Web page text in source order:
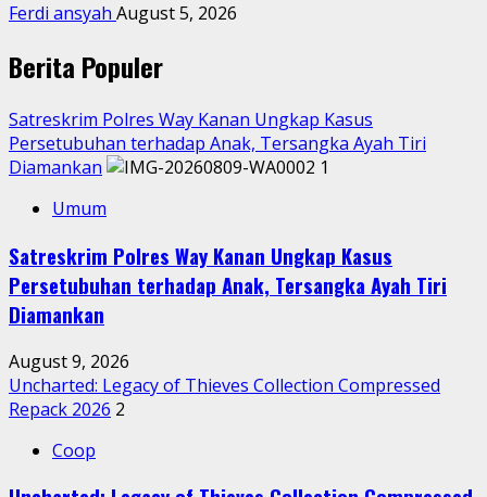
Ferdi ansyah August 5, 2026
Berita Populer
Satreskrim Polres Way Kanan Ungkap Kasus
Persetubuhan terhadap Anak, Tersangka Ayah Tiri
Diamankan
1
Umum
Satreskrim Polres Way Kanan Ungkap Kasus
Persetubuhan terhadap Anak, Tersangka Ayah Tiri
Diamankan
August 9, 2026
Uncharted: Legacy of Thieves Collection Compressed
Repack 2026 2
Coop